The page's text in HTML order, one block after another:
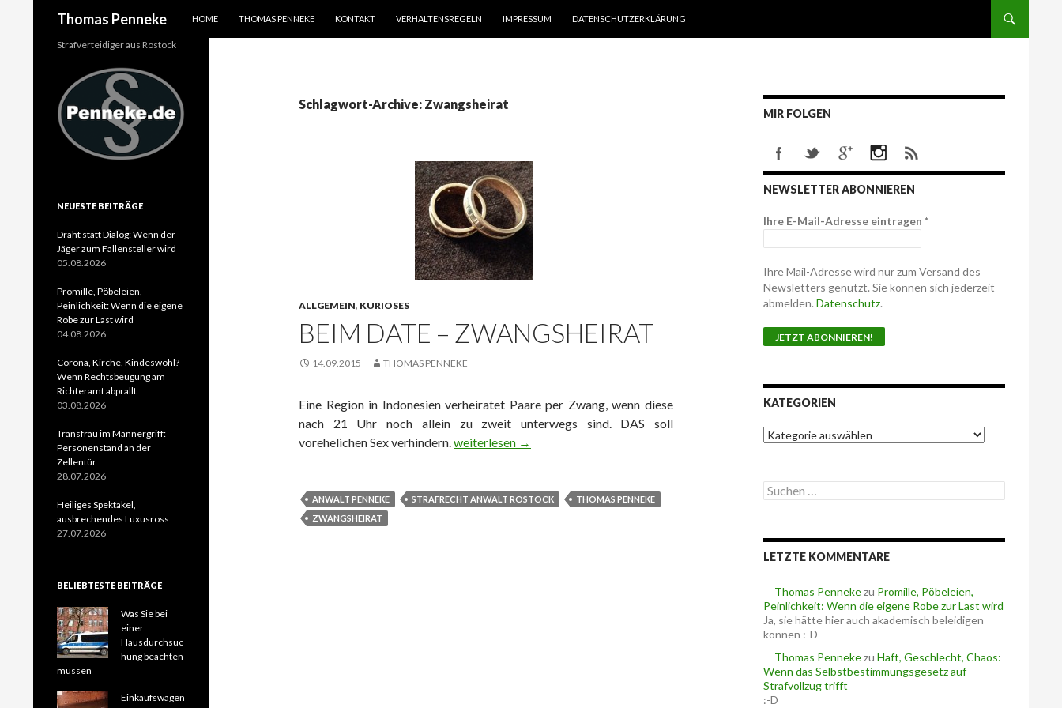
Thomas Penneke
HOME
THOMAS PENNEKE KONTAKT VERHALTENSREGELN IMPRESSUM DATENSCHUTZERKLÄRUNG
Schlagwort-Archive: Zwangsheirat
ALLGEMEIN, KURIOSES
BEIM DATE – ZWANGSHEIRAT
14.09.2015 THOMAS PENNEKE
Eine Region in Indonesien verheiratet Paare per Zwang, wenn diese
nach 21 Uhr noch allein zu zweit unterwegs sind. DAS soll
vorehelichen Sex verhindern.Beim Date – Zwangsheirat
weiterlesen →
ANWALT PENNEKE STRAFRECHT ANWALT ROSTOCK
THOMAS PENNEKE
ZWANGSHEIRAT
MIR FOLGEN
NEWSLETTER ABONNIEREN
Ihre E-Mail-Adresse eintragen *
Ihre Mail-Adresse wird nur zum Versand des
Newsletters genutzt. Sie können sich jederzeit
abmelden. Datenschutz.
KATEGORIEN
K
a
g
o
n
S
u
e
n
c
h
:
LETZTE KOMMENTARE
Thomas Pennekezu Promille, Pöbeleien,
Peinlichkeit: Wenn die eigene Robe zur Last wird
Ja, sie hätte hier auch akademisch beleidigen
können :-D
Thomas Pennekezu Haft, Geschlecht, Chaos:
Wenn das Selbstbestimmungsgesetz auf
Strafvollzug trifft
:-D
Strafverteidiger aus Rostock
NEUESTE BEITRÄGE
Draht statt Dialog: Wenn der
Jäger zum Fallensteller wird
05.08.2026
Promille, Pöbeleien,
Peinlichkeit: Wenn die eigene
Robe zur Last wird
04.08.2026
Corona, Kirche, Kindeswohl?
Wenn Rechtsbeugung am
Richteramt abprallt
03.08.2026
Transfrau im Männergriff:
Personenstand an der
Zellentür
28.07.2026
Heiliges Spektakel,
ausbrechendes Luxusross
27.07.2026
BELIEBTESTE BEITRÄGE
Was Sie bei
einer
Hausdurchsuc
hung beachten
müssen
Einkaufswagen